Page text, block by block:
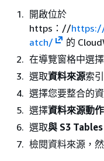
開啟位於
https：//
atch/
的
在導覽窗格中選擇
選取資料來源索
選擇您要整合的
選擇資料來源動作
選取與 S3
檢閱資料來源，